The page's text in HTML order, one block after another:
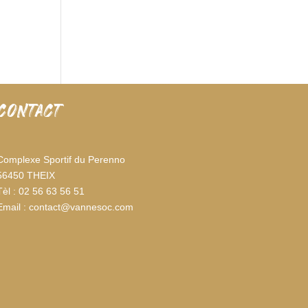
Sportif du Perenno
THEIX
: 02 56 63 56 51
: contact@vannesoc.com